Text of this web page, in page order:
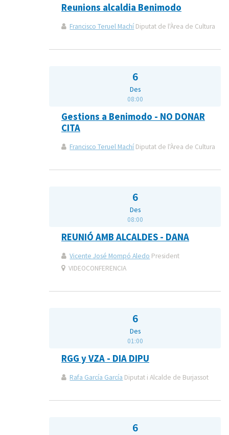
Reunions alcaldia Benimodo
Francisco Teruel Machí Diputat de l'Àrea de Cultura
6
Des
08:00
Gestions a Benimodo - NO DONAR
CITA
Francisco Teruel Machí Diputat de l'Àrea de Cultura
6
Des
08:00
REUNIÓ AMB ALCALDES - DANA
Vicente José Mompó Aledo President
VIDEOCONFERENCIA
6
Des
01:00
RGG y VZA - DIA DIPU
Rafa García García Diputat i Alcalde de Burjassot
6